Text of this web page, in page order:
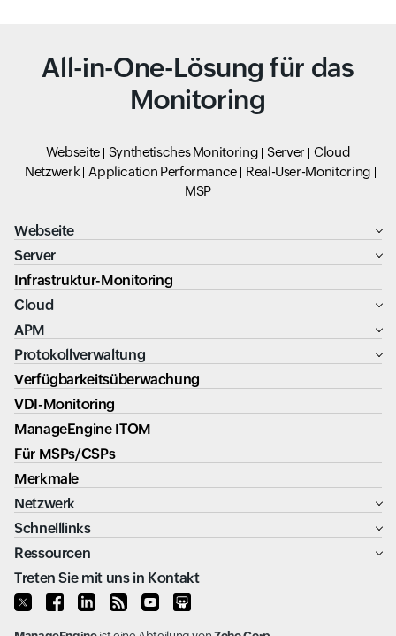
All-in-One-Lösung für das
Monitoring
Webseite Synthetisches Monitoring Server
Cloud
Netzwerk
Application Performance
Real-User-Monitoring
MSP
Webseite
Server
Infrastruktur-Monitoring
Cloud
APM
Protokollverwaltung
Verfügbarkeitsüberwachung
VDI-Monitoring
ManageEngine ITOM
Für MSPs/CSPs
Merkmale
Netzwerk
Schnelllinks
Ressourcen
Treten Sie mit uns in Kontakt